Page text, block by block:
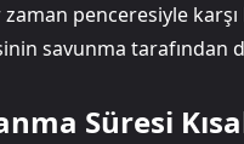
zaman penceresiyle
savunma tarafından
Süresi